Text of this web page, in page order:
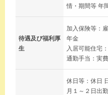
情・期間等 年
待遇及び福利厚
生
加入保険等：
年金
入居可能住宅
通勤手当：実
休日等：休日
月１～２日出